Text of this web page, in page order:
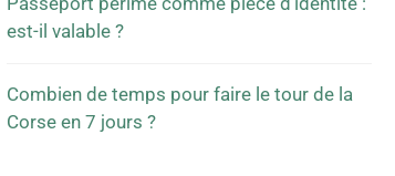
est-il valable ?
Combien de temps pour faire le tour de la
Corse en 7 jours ?